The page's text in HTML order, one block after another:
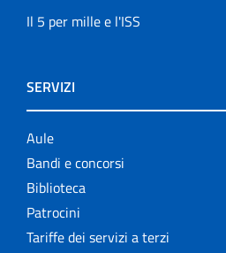
Il 5 per mille e l'ISS
SERVIZI
Aule
Bandi e concorsi
Biblioteca
Patrocini
Tariffe dei servizi a terzi